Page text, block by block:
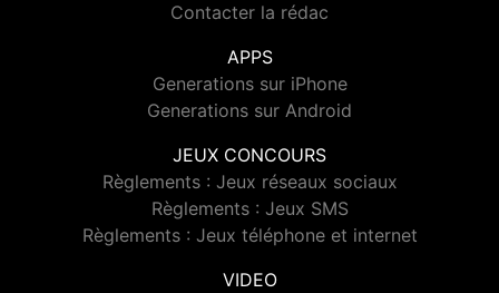
Contacter la rédac
APPS
Generations sur iPhone
Generations sur Android
JEUX CONCOURS
Règlements : Jeux réseaux sociaux
Règlements : Jeux SMS
Règlements : Jeux téléphone et internet
VIDEO